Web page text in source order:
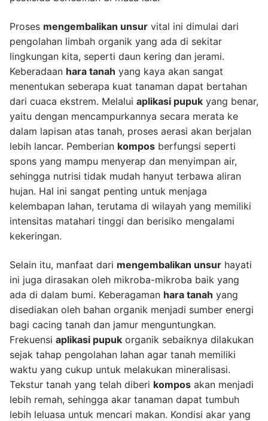
Proses mengembalikan unsur vital ini dimulai dari
pengolahan limbah organik yang ada di sekitar
lingkungan kita, seperti daun kering dan jerami.
Keberadaan hara tanah yang kaya akan sangat
menentukan seberapa kuat tanaman dapat bertahan
dari cuaca ekstrem. Melalui aplikasi pupuk yang benar,
yaitu dengan mencampurkannya secara merata ke
dalam lapisan atas tanah, proses aerasi akan berjalan
lebih lancar. Pemberian kompos berfungsi seperti
spons yang mampu menyerap dan menyimpan air,
sehingga nutrisi tidak mudah hanyut terbawa aliran
hujan. Hal ini sangat penting untuk menjaga
kelembapan lahan, terutama di wilayah yang memiliki
intensitas matahari tinggi dan berisiko mengalami
kekeringan.
Selain itu, manfaat dari mengembalikan unsur hayati
ini juga dirasakan oleh mikroba-mikroba baik yang
ada di dalam bumi. Keberagaman hara tanah yang
disediakan oleh bahan organik menjadi sumber energi
bagi cacing tanah dan jamur menguntungkan.
Frekuensi aplikasi pupuk organik sebaiknya dilakukan
sejak tahap pengolahan lahan agar tanah memiliki
waktu yang cukup untuk melakukan mineralisasi.
Tekstur tanah yang telah diberi kompos akan menjadi
lebih remah, sehingga akar tanaman dapat tumbuh
lebih leluasa untuk mencari makan. Kondisi akar yang